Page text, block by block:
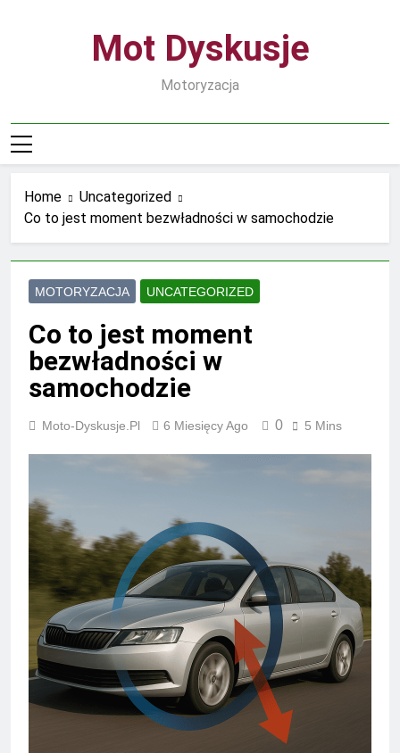
Mot Dyskusje
Motoryzacja
Home
Uncategorized
Co to jest moment bezwładności w samochodzie
MOTORYZACJA UNCATEGORIZED
Co to jest moment
bezwładności w
samochodzie
Moto-Dyskusje.pl 6 Miesięcy Ago 0 5 Mins